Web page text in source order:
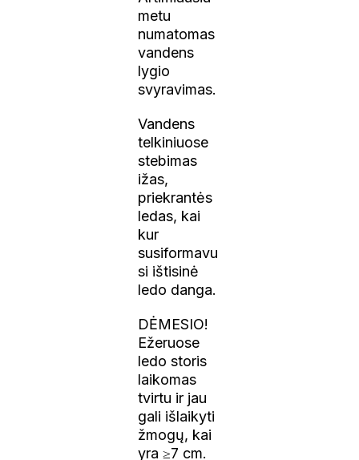
metu
numatomas
vandens
lygio
svyravimas.
Vandens
telkiniuose
stebimas
ižas,
priekrantės
ledas, kai
kur
susiformavu
si ištisinė
ledo danga.
DĖMESIO!
Ežeruose
ledo storis
laikomas
tvirtu ir jau
gali išlaikyti
žmogų, kai
yra ≥7 cm.